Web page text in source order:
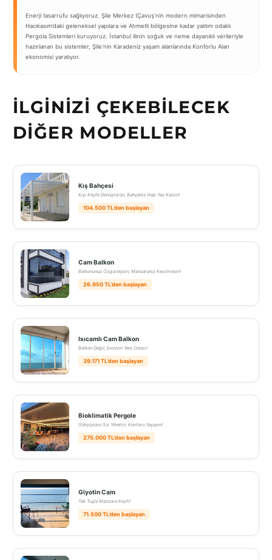
Enerji tasarrufu sağlıyoruz. Şile Merkez (Çavuş’nin modern mimarisinden
Hacıkasım’daki geleneksel yapılara ve Ahmetli bölgesine kadar yalıtım odaklı
Pergola Sistemleri kuruyoruz. İstanbul ilinin soğuk ve neme dayanıklı verileriyle
hazırlanan bu sistemler, Şile’nin Karadeniz yaşam alanlarında Konforlu Alan
ekonomisi yaratıyor.
İLGINIZI ÇEKEBILECEK
DIĞER MODELLER
Kış Bahçesi
Kışı Keyfe Dönüştürün, Bahçeniz Hep Yaz Kalsın!
104.500 TL’den başlayan
Cam Balkon
Balkonunuz Özgürleşsin, Manzaranız Kesilmesin!
26.950 TL’den başlayan
Isıcamlı Cam Balkon
Balkon Değil, Evinizin Yeni Odası!
39.171 TL’den başlayan
Bioklimatik Pergole
Gökyüzünü Siz Yönetin, Konforu Yaşayın!
275.000 TL’den başlayan
Giyotin Cam
Tek Tuşla Manzara Keyfi!
71.500 TL’den başlayan